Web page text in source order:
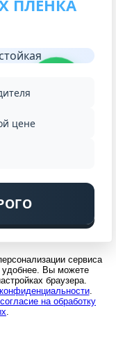
ПЛЕНКА
цене
сервиса
удобнее. Вы можете
браузера.
.
согласие на обработку
.